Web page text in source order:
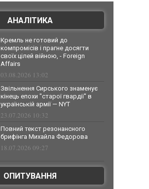
АНАЛІТИКА
Кремль не готовий до
компромісів і прагне досягти
своїх цілей війною, - Foreign
Affairs
03.08.2026 13:02
Звільнення Сирського знаменує
кінець епохи "старої гвардії" в
українській армії — NYT
23.07.2026 10:32
Повний текст резонансного
брифінга Михайла Федорова
18.07.2026 09:27
ОПИТУВАННЯ